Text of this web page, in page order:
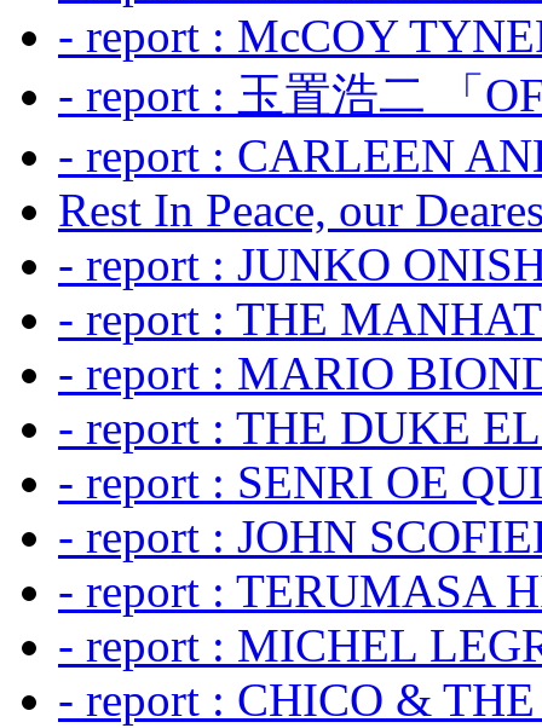
- report : McCOY
- report : 玉置浩二 「
- report : CARLEEN
Rest In Peace, our
- report : JUNKO
- report : THE
- report : MARIO
- report : THE DUKE
- report : SENRI OE
- report : JOHN
- report : TERUMASA
- report : MICHEL
- report : CHICO &